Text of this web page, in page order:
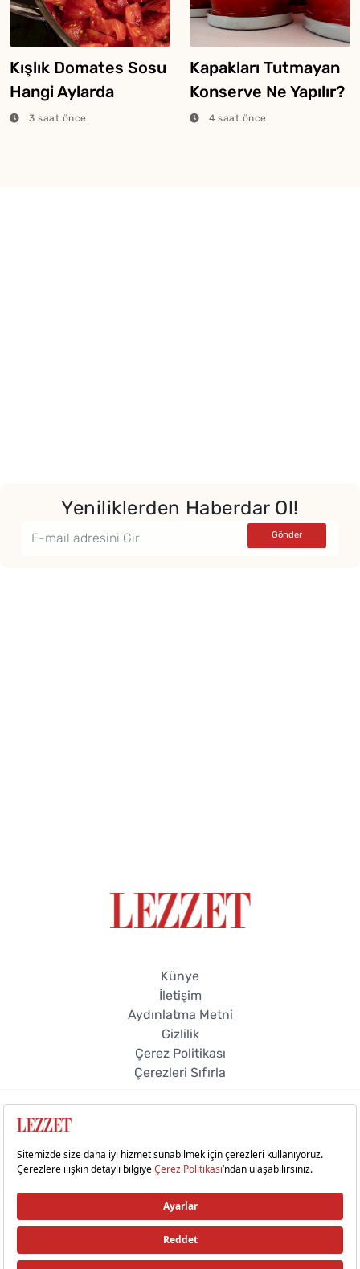
Kışlık Domates Sosu
Hangi Aylarda
Yapılır?
3 saat önce
Kapakları Tutmayan
Konserve Ne Yapılır?
4 saat önce
Yeniliklerden Haberdar Ol!
Künye
İletişim
Aydınlatma Metni
Gizlilik
Çerez Politikası
Çerezleri Sıfırla
© 2026 Lezzet Online. Tüm hakları saklıdır.